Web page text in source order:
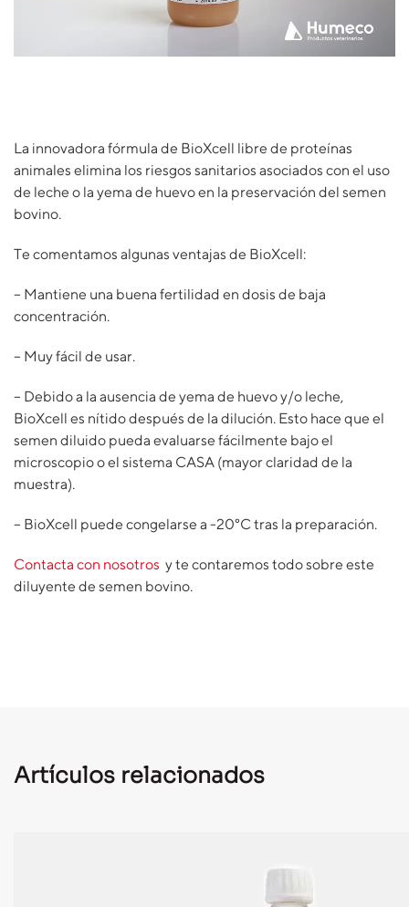
La innovadora fórmula de BioXcell libre de proteínas
animales elimina los riesgos sanitarios asociados con el uso
de leche o la yema de huevo en la preservación del semen
bovino.
Te comentamos algunas ventajas de BioXcell:
– Mantiene una buena fertilidad en dosis de baja
concentración.
– Muy fácil de usar.
– Debido a la ausencia de yema de huevo y/o leche,
BioXcell es nítido después de la dilución. Esto hace que el
semen diluido pueda evaluarse fácilmente bajo el
microscopio o el sistema CASA (mayor claridad de la
muestra).
– BioXcell puede congelarse a -20°C tras la preparación.
Contacta con nosotros y te contaremos todo sobre este
diluyente de semen bovino.
Artículos relacionados